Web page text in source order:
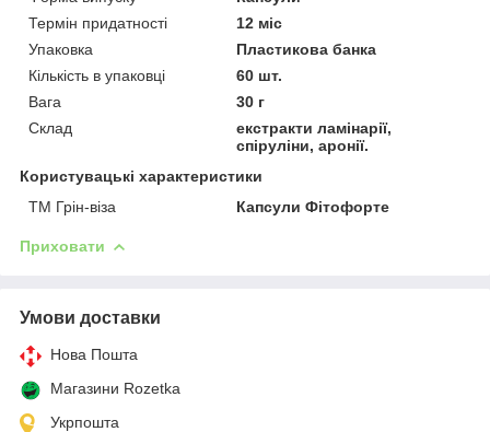
Термін придатності
12 міс
Упаковка
Пластикова банка
Кількість в упаковці
60 шт.
Вага
30 г
Склад
екстракти ламінарії,
спіруліни, аронії.
Користувацькі характеристики
ТМ Грін-віза
Капсули Фітофорте
Приховати
Умови доставки
Нова Пошта
Магазини Rozetka
Укрпошта